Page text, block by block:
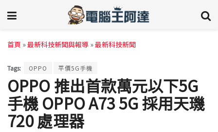
首頁 »最新科技新聞與報導 »最新科技新聞
Tags: OPPO 平價5G手機
OPPO 推出首款萬元以下5G
手機 OPPO A73 5G 採用天璣
720 處理器